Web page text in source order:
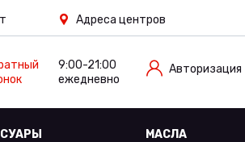
Адреса центров
9:00-21:00
ежедневно
Авторизация
МАСЛА